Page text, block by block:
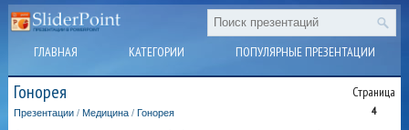
ГЛАВНАЯ КАТЕГОРИИ ПОПУЛЯРНЫЕ ПРЕЗЕНТАЦИИ
Гонорея Страница
4
Презентации / Медицина / Гонорея